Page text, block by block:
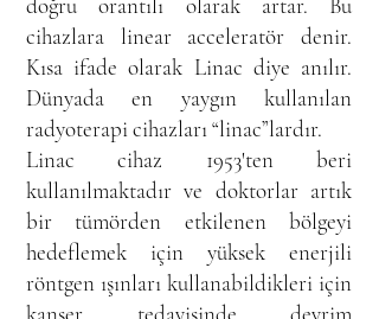
cihazlara linear acceleratör denir.
Kısa ifade olarak Linac diye anılır.
Dünyada en yaygın kullanılan
radyoterapi cihazları “linac”lardır.
Linac cihaz 1953'ten beri
kullanılmaktadır ve doktorlar artık
bir tümörden etkilenen bölgeyi
hedeflemek için yüksek enerjili
röntgen ışınları kullanabildikleri için